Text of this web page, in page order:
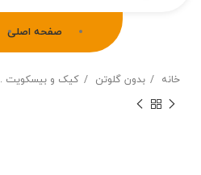
صفحه اصلی
خانه بدون گلوتن کیک و بیسکویت .